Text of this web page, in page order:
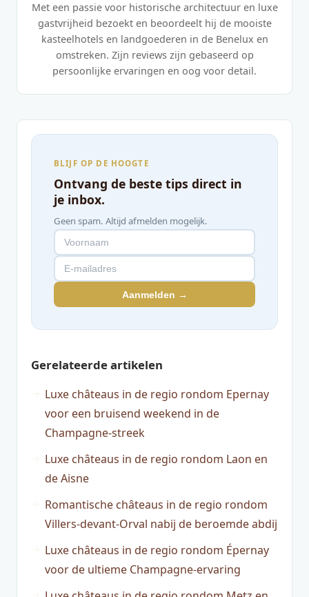
Met een passie voor historische architectuur en luxe
gastvrijheid bezoekt en beoordeelt hij de mooiste
kasteelhotels en landgoederen in de Benelux en
omstreken. Zijn reviews zijn gebaseerd op
persoonlijke ervaringen en oog voor detail.
BLIJF OP DE HOOGTE
Ontvang de beste tips direct in
je inbox.
Geen spam. Altijd afmelden mogelijk.
Aanmelden →
Gerelateerde artikelen
Luxe châteaus in de regio rondom Epernay
voor een bruisend weekend in de
Champagne-streek
Luxe châteaus in de regio rondom Laon en
de Aisne
Romantische châteaus in de regio rondom
Villers-devant-Orval nabij de beroemde abdij
Luxe châteaus in de regio rondom Épernay
voor de ultieme Champagne-ervaring